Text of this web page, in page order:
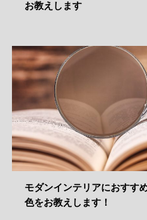
お教えします
モダンインテリアにおすす
色をお教えします！